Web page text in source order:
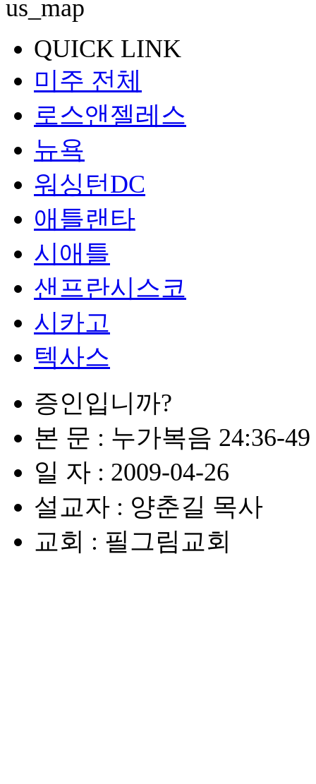
QUICK LINK
미주 전체
로스앤젤레스
뉴욕
워싱턴DC
애틀랜타
시애틀
샌프란시스코
시카고
텍사스
증인입니까?
본 문 : 누가복음 24:36-49
일 자 : 2009-04-26
설교자 : 양춘길 목사
교회 : 필그림교회